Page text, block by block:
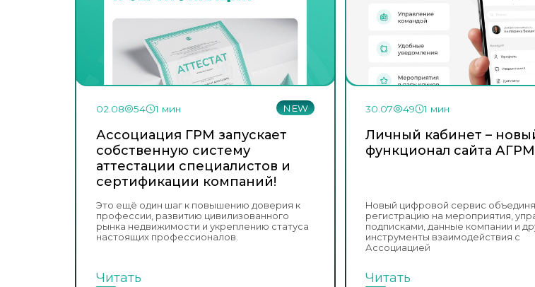
NEW
02.08 54 1 мин
Ассоциация ГРМ запускает
собственную систему
аттестации специалистов и
сертификации компаний!
Это ещё один шаг к повышению доверия к
профессии, развитию цивилизованного
рынка недвижимости и укреплению статуса
настоящих профессионалов.
Читать
30.07 49 1 мин
Личный кабинет –
функционал сайта АГРМ
Новый цифровой сервис
регистрацию на мероприятия,
подписками, данные компании и
инструменты взаимодействия с
Ассоциацией
Читать